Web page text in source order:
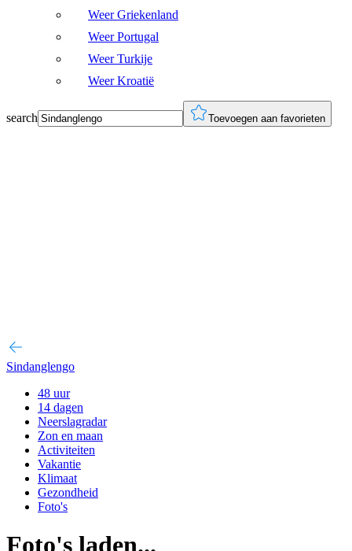
Weer Griekenland
Weer Portugal
Weer Turkije
Weer Kroatië
search Toevoegen aan favorieten
Sindanglengo
48 uur
14 dagen
Neerslagradar
Zon en maan
Activiteiten
Vakantie
Klimaat
Gezondheid
Foto's
Foto's laden...